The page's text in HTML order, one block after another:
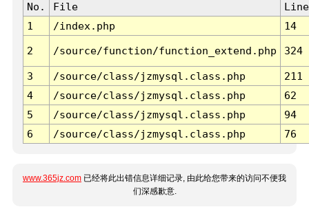
No. File
Line
1
/index.php 14
2 /source/function/function_extend.php 324
3 /source/class/jzmysql.class.php
211
4
/source/class/jzmysql.class.php
62
5
/source/class/jzmysql.class.php
94
6
/source/class/jzmysql.class.php 76
www.365jz.com 已经将此出错信息详细记录, 由此给您带来的访问不便我
们深感歉意.